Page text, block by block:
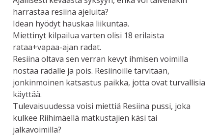
harrastaa resiina ajeluita?
Idean hyödyt hauskaa liikuntaa.
Miettinyt kilpailua varten olisi 18 erilaista
rataa+vapaa-ajan radat.
Resiina oltava sen verran kevyt ihmisen voimilla
nostaa radalle ja pois. Resiinoille tarvitaan,
jonkinmoinen katsastus paikka, jotta ovat turvallisia
käyttää.
Tulevaisuudessa voisi miettiä Resiina pussi, joka
kulkee Riihimäellä matkustajien käsi tai
jalkavoimilla?